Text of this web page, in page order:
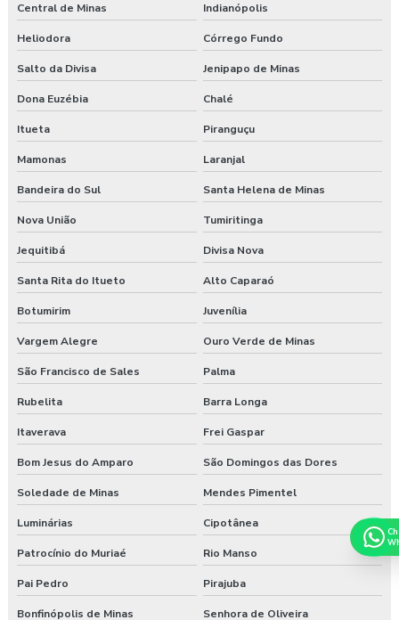
Central de Minas Indianópolis
Heliodora Córrego Fundo
Salto da Divisa Jenipapo de Minas
Dona Euzébia Chalé
Itueta Piranguçu
Mamonas Laranjal
Bandeira do Sul Santa Helena de Minas
Nova União Tumiritinga
Jequitibá Divisa Nova
Santa Rita do Itueto Alto Caparaó
Botumirim Juvenília
Vargem Alegre Ouro Verde de Minas
São Francisco de Sales Palma
Rubelita Barra Longa
Itaverava Frei Gaspar
Bom Jesus do Amparo São Domingos das Dores
Soledade de Minas Mendes Pimentel
Luminárias Cipotânea
Patrocínio do Muriaé Rio Manso
Pai Pedro Pirajuba
Bonfinópolis de Minas Senhora de Oliveira